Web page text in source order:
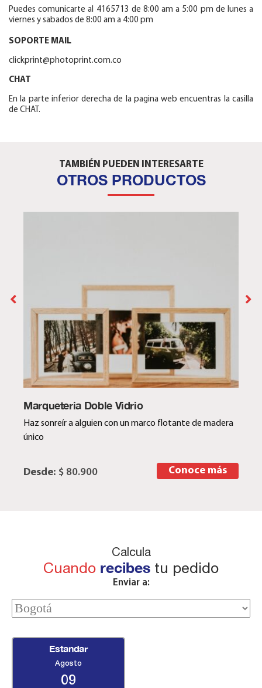
Puedes comunicarte al 4165713 de 8:00 am a 5:00 pm de lunes a
viernes y sabados de 8:00 am a 4:00 pm
SOPORTE MAIL
clickprint@photoprint.com.co
CHAT
En la parte inferior derecha de la pagina web encuentras la casilla
de CHAT.
TAMBIÉN PUEDEN INTERESARTE
OTROS PRODUCTOS
Marqueteria Doble Vidrio
Haz sonreír a alguien con un marco flotante de madera
único
Desde: $ 80.900 Conoce más
Calcula
Cuando recibes tu pedido
Enviar a:
Estandar
Agosto
09